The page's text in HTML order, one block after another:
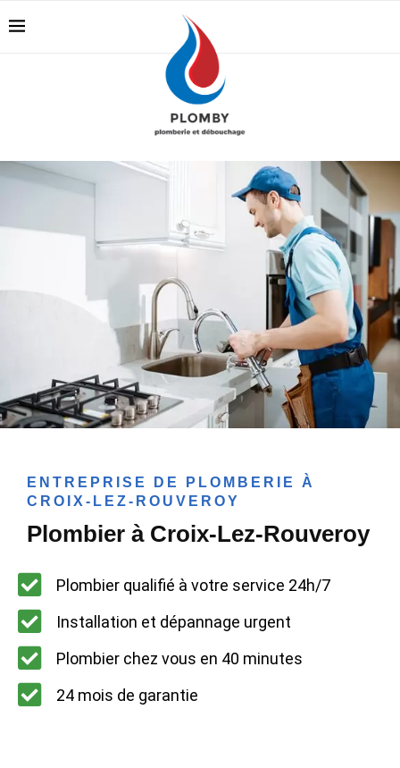
ENTREPRISE DE PLOMBERIE À
CROIX-LEZ-ROUVEROY
Plombier à Croix-Lez-Rouveroy
Plombier qualifié à votre service 24h/7
Installation et dépannage urgent
Plombier chez vous en 40 minutes
24 mois de garantie